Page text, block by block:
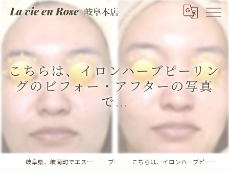
こちらは、イロンハーブピーリン
グのビフォー・アフターの写真
で...
岐阜県、岐南町でエステならLa vie en Rose 岐阜本店 ブログ こちらは、イロンハーブピーリングのビフォー・アフターの写真で...